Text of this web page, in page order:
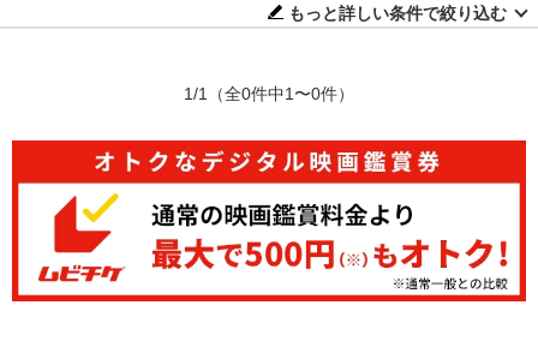
もっと詳しい条件で絞り込む
1/1 （全0件中1〜0件）